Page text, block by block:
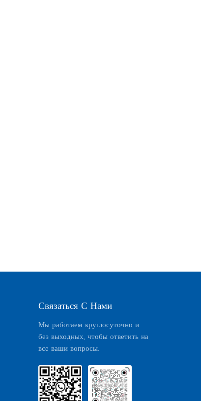
Связаться С Нами
Мы работаем круглосуточно и
без выходных, чтобы ответить на
все ваши вопросы.